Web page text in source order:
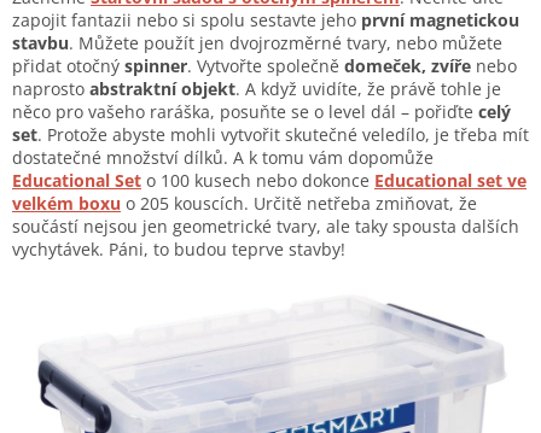
zapojit fantazii nebo si spolu sestavte jeho první magnetickou
stavbu. Můžete použít jen dvojrozměrné tvary, nebo můžete
přidat otočný spinner. Vytvořte společně domeček, zvíře nebo
naprosto abstraktní objekt. A když uvidíte, že právě tohle je
něco pro vašeho raráška, posuňte se o level dál – pořiďte celý
set. Protože abyste mohli vytvořit skutečné veledílo, je třeba mít
dostatečné množství dílků. A k tomu vám dopomůže
Educational Set o 100 kusech nebo dokonce Educational set ve
velkém boxu o 205 kouscích. Určitě netřeba zmiňovat, že
součástí nejsou jen geometrické tvary, ale taky spousta dalších
vychytávek. Páni, to budou teprve stavby!